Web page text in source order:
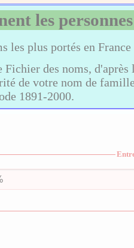
les
les plus portés en
des noms,
de votre nom de
1891-2000.